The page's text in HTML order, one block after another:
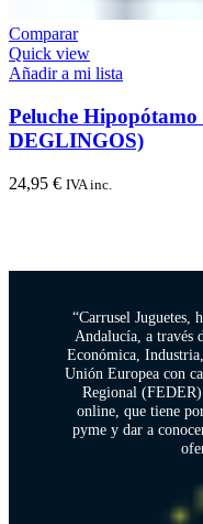
Comparar
Quick view
Añadir a mi lista
Peluche
DEGLINGOS)
24,95 € IVA inc.
“Carrusel Juguetes,
Andalucía, a través
Económica,
Unión Europea con
Regional
online, que tiene
pyme y dar a